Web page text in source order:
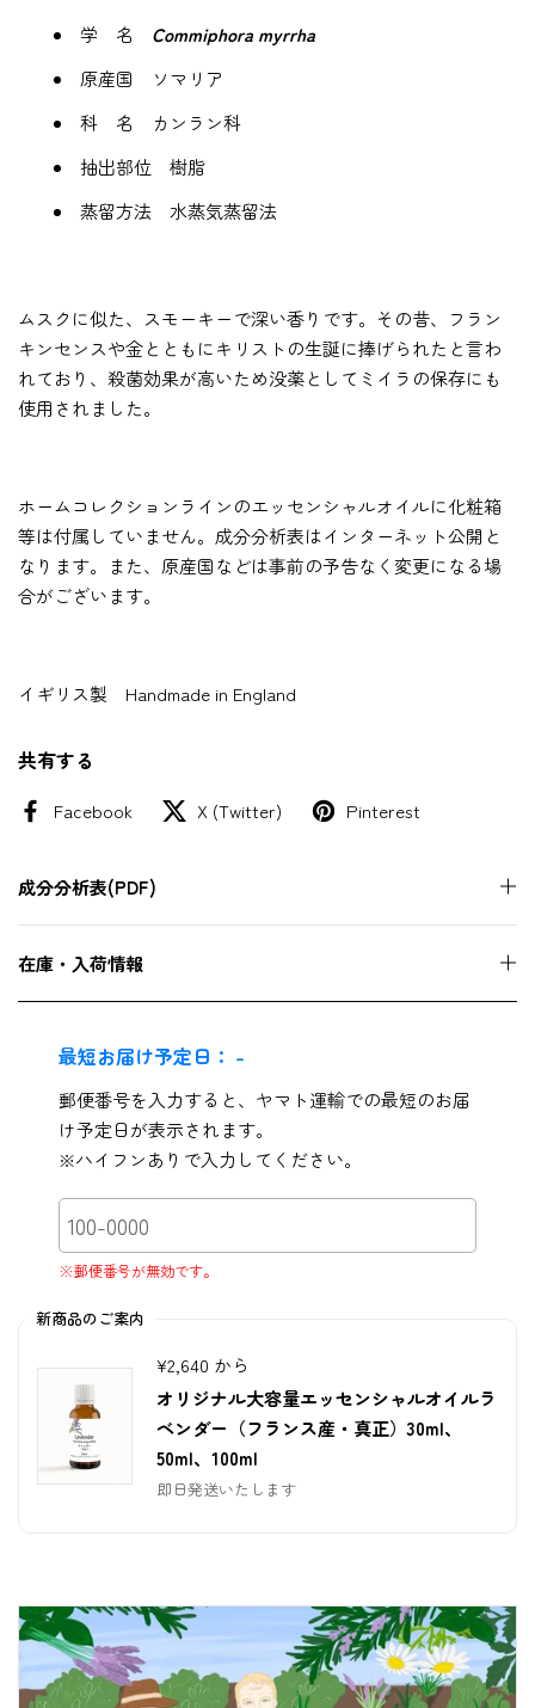
学 名 Commiphora myrrha
原産国 ソマリア
科 名 カンラン科
抽出部位 樹脂
蒸留方法 水蒸気蒸留法
ムスクに似た、スモーキーで深い香りです。その昔、フラン
キンセンスや金とともにキリストの生誕に捧げられたと言わ
れており、殺菌効果が高いため没薬としてミイラの保存にも
使用されました。
ホームコレクションラインのエッセンシャルオイルに化粧箱
等は付属していません。成分分析表はインターネット公開と
なります。また、原産国などは事前の予告なく変更になる場
合がございます。
イギリス製 Handmade in England
共有する
Facebook X (Twitter) Pinterest
成分分析表(PDF)
在庫・入荷情報
最短お届け予定日： -
郵便番号を入力すると、ヤマト運輸での最短のお届
け予定日が表示されます。
※ハイフンありで入力してください。
※郵便番号が無効です。
新商品のご案内
¥2,640 から
オリジナル大容量エッセンシャルオイルラ
ベンダー（フランス産・真正）30ml、
50ml、100ml
即日発送いたします